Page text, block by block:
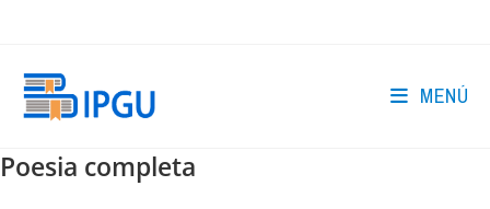
MENÚ
Poesia completa